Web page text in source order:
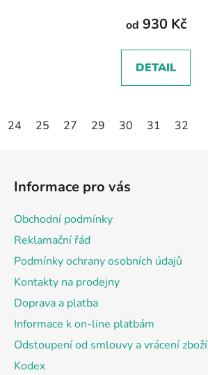
od 930 Kč
DETAIL
24 25 27 29 30 31 32
Informace pro vás
Obchodní podmínky
Reklamační řád
Podmínky ochrany osobních údajů
Kontakty na prodejny
Doprava a platba
Informace k on-line platbám
Odstoupení od smlouvy a vrácení zboží
Kodex